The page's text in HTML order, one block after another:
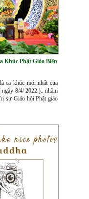
Khúc Phật Giáo Biên
ca khúc mới nhất của
8/4/ 2022 ).. nhặm
sự Giáo hội Phật giáo